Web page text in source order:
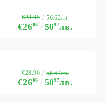
€2606 5097лв.
€28.95 56.62лв.
€2606 5097лв.
€28.96 56.64лв.